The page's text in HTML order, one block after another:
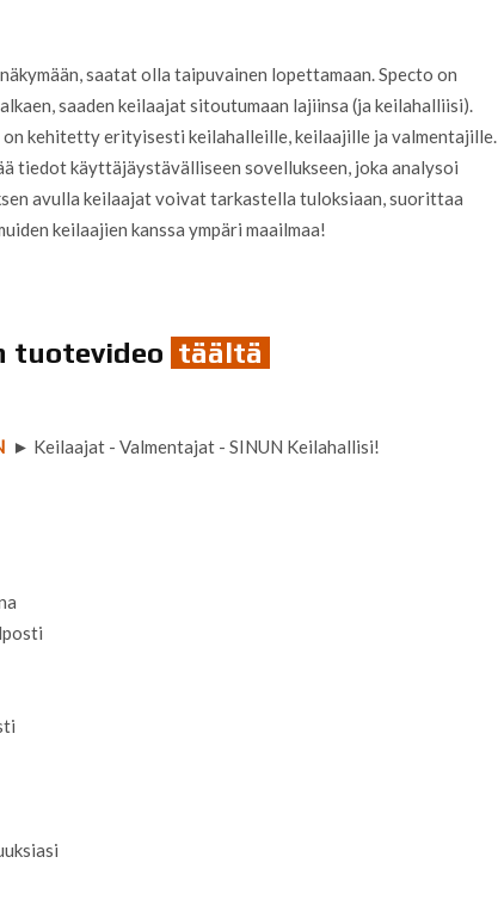
saatat olla taipuvainen lopettamaan. Specto on
saaden keilaajat sitoutumaan lajiinsa (ja keilahalliisi).
kehitetty erityisesti keilahalleille, keilaajille ja valmentajille.
tiedot käyttäjäystävälliseen sovellukseen, joka analysoi
avulla keilaajat voivat tarkastella tuloksiaan, suorittaa
keilaajien kanssa ympäri maailmaa!
tuotevideo täältä
► Keilaajat - Valmentajat - SINUN Keilahallisi!